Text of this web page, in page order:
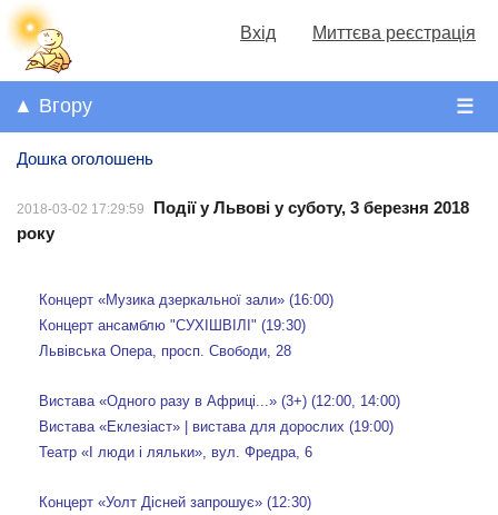
Вхід Миттєва реєстрація
☰
▲ Вгору
Дошка оголошень
2018-03-02 17:29:59
Події у Львові у суботу, 3 березня 2018
року
Концерт «Музика дзеркальної зали» (16:00)
Концерт ансамблю "СУХІШВІЛІ" (19:30)
Львівська Опера, просп. Свободи, 28
Вистава «Одного разу в Африці...» (3+) (12:00, 14:00)
Вистава «Еклезіаст» | вистава для дорослих (19:00)
Театр «І люди і ляльки», вул. Фредра, 6
Концерт «Уолт Дісней запрошує» (12:30)